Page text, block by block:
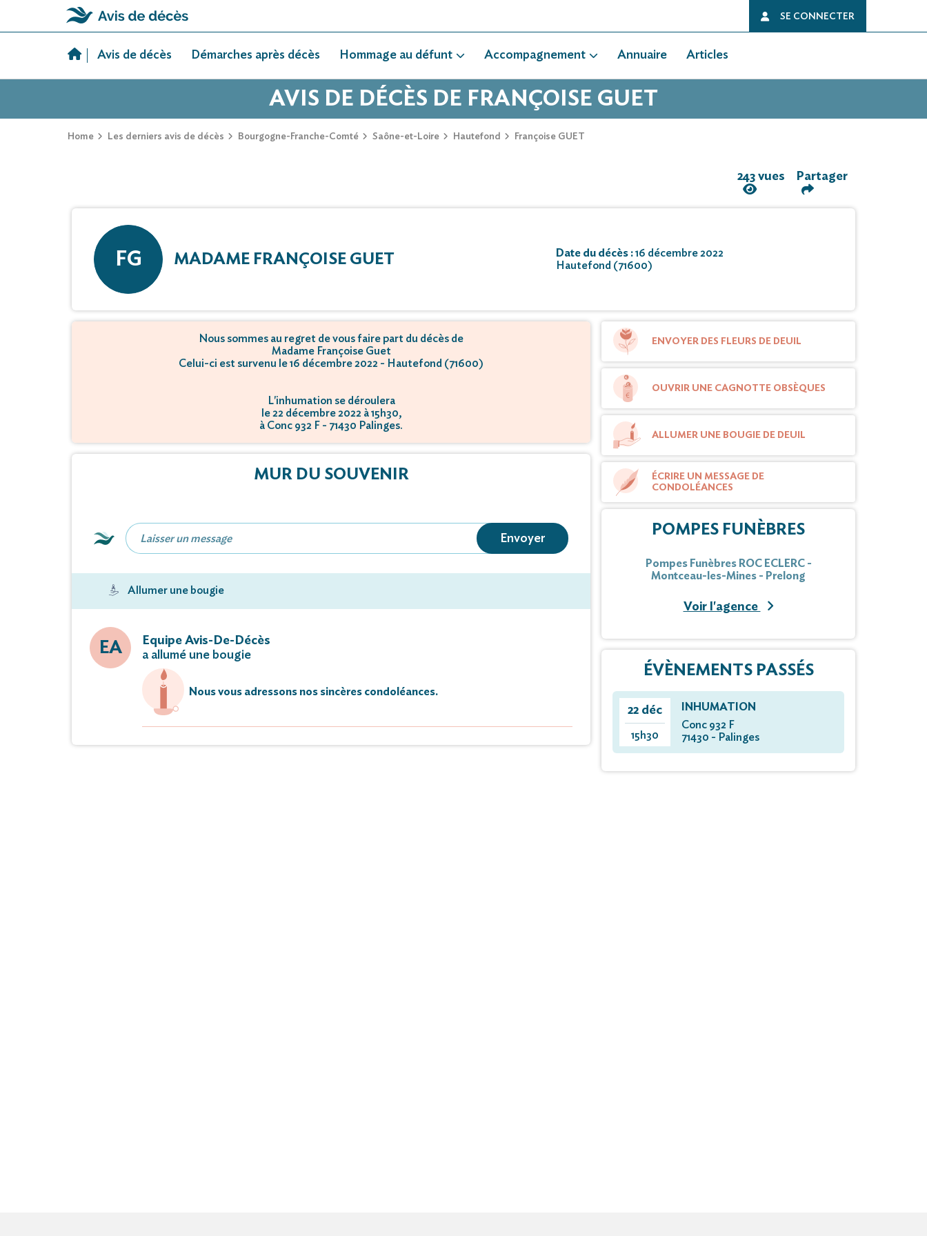
SE CONNECTER
Avis de décès Démarches après décès Hommage au défunt Accompagnement Annuaire Articles
AVIS DE DÉCÈS DE FRANÇOISE GUET
Home Les derniers avis de décès Bourgogne-Franche-Comté Saône-et-Loire Hautefond Françoise GUET
243 vues Partager
FG MADAME FRANÇOISE GUET Date du décès :16 décembre 2022
Hautefond (71600)
Nous sommes au regret de vous faire part du décès de
Madame Françoise Guet
Celui-ci est survenu le 16 décembre 2022 - Hautefond (71600)
L'inhumation se déroulera
le 22 décembre 2022 à 15h30,
à Conc 932 F - 71430 Palinges.
MUR DU SOUVENIR
Envoyer
Allumer une bougie
EA
Equipe Avis-De-Décès
a allumé une bougie
Nous vous adressons nos sincères condoléances.
ENVOYER DES FLEURS DE DEUIL
OUVRIR UNE CAGNOTTE OBSÈQUES
ALLUMER UNE BOUGIE DE DEUIL
ÉCRIRE UN MESSAGE DE
CONDOLÉANCES
POMPES FUNÈBRES
Pompes Funèbres ROC ECLERC -
Montceau-les-Mines - Prelong
Voir l'agence
ÉVÈNEMENTS PASSÉS
22 déc
15h30
INHUMATION
Conc 932 F
71430 - Palinges